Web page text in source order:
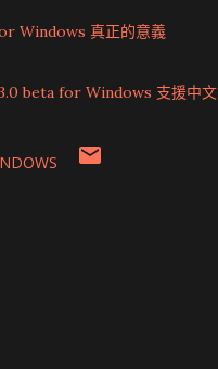
Windows 真正的意義
beta for Windows 支援中文